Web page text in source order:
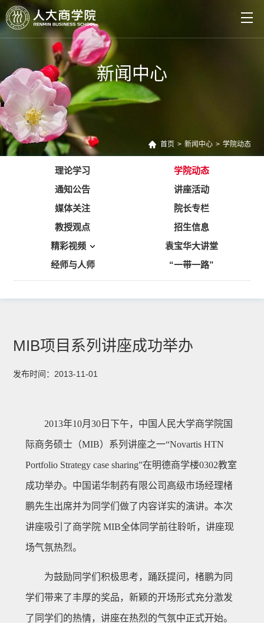
新闻中心
首页 > 新闻中心 > 学院动态
理论学习
学院动态
通知公告
讲座活动
媒体关注
院长专栏
教授观点
招生信息
精彩视频
袁宝华大讲堂
经师与人师
“一带一路”
MIB项目系列讲座成功举办
发布时间：2013-11-01
2013年10月30日下午，中国人民大学商学院国
际商务硕士（MIB）系列讲座之一“Novartis HTN
Portfolio Strategy case sharing”在明德商学楼0302教室
成功举办。中国诺华制药有限公司高级市场经理楮
鹏先生出席并为同学们做了内容详实的演讲。本次
讲座吸引了商学院 MIB全体同学前往聆听，讲座现
场气氛热烈。
为鼓励同学们积极思考，踊跃提问，楮鹏为同
学们带来了丰厚的奖品，新颖的开场形式充分激发
了同学们的热情，讲座在热烈的气氛中正式开始。